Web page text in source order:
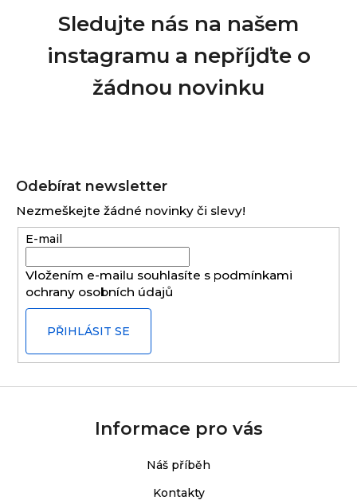
Sledujte nás na našem
instagramu a nepříjďte o
žádnou novinku
Odebírat newsletter
Nezmeškejte žádné novinky či slevy!
E-mail
Vložením e-mailu souhlasíte s podmínkami
ochrany osobních údajů
PŘIHLÁSIT SE
Informace pro vás
Náš příběh
Kontakty